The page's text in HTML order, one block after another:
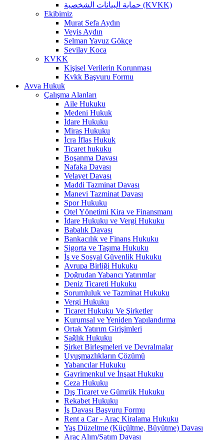
حماية البيانات الشخصية (KVKK)
Ekibimiz
Murat Sefa Aydın
Veyis Aydın
Selman Yavuz Gökçe
Sevilay Koca
KVKK
Kişisel Verilerin Korunması
Kvkk Başvuru Formu
Avva Hukuk
Çalışma Alanları
Aile Hukuku
Medeni Hukuk
İdare Hukuku
Miras Hukuku
İcra İflas Hukuk
Ticaret hukuku
Boşanma Davası
Nafaka Davası
Velayet Davası
Maddi Tazminat Davası
Manevi Tazminat Davası
Spor Hukuku
Otel Yönetimi Kira ve Finansmanı
İdare Hukuku ve Vergi Hukuku
Babalık Davası
Bankacılık ve Finans Hukuku
Sigorta ve Taşıma Hukuku
İş ve Sosyal Güvenlik Hukuku
Avrupa Birliği Hukuku
Doğrudan Yabancı Yatırımlar
Deniz Ticareti Hukuku
Sorumluluk ve Tazminat Hukuku
Vergi Hukuku
Ticaret Hukuku Ve Şirketler
Kurumsal ve Yeniden Yapılandırma
Ortak Yatırım Girişimleri
Sağlık Hukuku
Şirket Birleşmeleri ve Devralmalar
Uyuşmazlıkların Çözümü
Yabancılar Hukuku
Gayrimenkul ve İnşaat Hukuku
Ceza Hukuku
Dış Ticaret ve Gümrük Hukuku
Rekabet Hukuku
İş Davası Başvuru Formu
Rent a Car - Araç Kiralama Hukuku
Yaş Düzeltme (Küçültme, Büyütme) Davası
Araç Alım/Satım Davası